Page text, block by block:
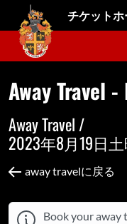
チケットホ
Away Travel
Away Travel /
2023年8月19日
away travelに戻る
Book your away